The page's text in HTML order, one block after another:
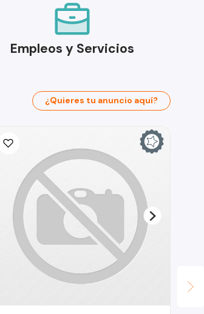
Empleos y Servicios
¿Quieres tu anuncio aquí?